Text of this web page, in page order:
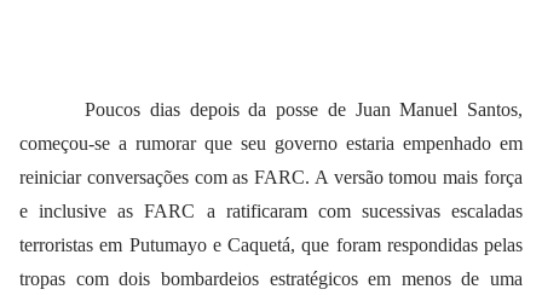
Poucos dias depois da posse de Juan Manuel Santos,
começou-se a rumorar que seu governo estaria empenhado em
reiniciar conversações com as FARC. A versão tomou mais força
e inclusive as FARC a ratificaram com sucessivas escaladas
terroristas em Putumayo e Caquetá, que foram respondidas pelas
tropas com dois bombardeios estratégicos em menos de uma